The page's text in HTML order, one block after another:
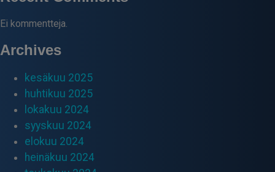
Ei kommentteja.
Archives
kesäkuu 2025
huhtikuu 2025
lokakuu 2024
syyskuu 2024
elokuu 2024
heinäkuu 2024